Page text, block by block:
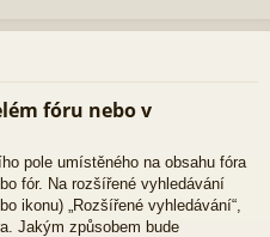
fóru nebo v
pole umístěného na obsahu fóra
fór. Na rozšířené vyhledávání
ikonu) „Rozšířené vyhledávání“,
Jakým způsobem bude